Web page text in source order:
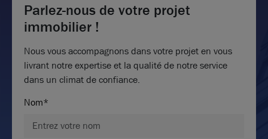
Parlez-nous de votre projet
immobilier !
Nous vous accompagnons dans votre projet en vous
livrant notre expertise et la qualité de notre service
dans un climat de confiance.
Nom*